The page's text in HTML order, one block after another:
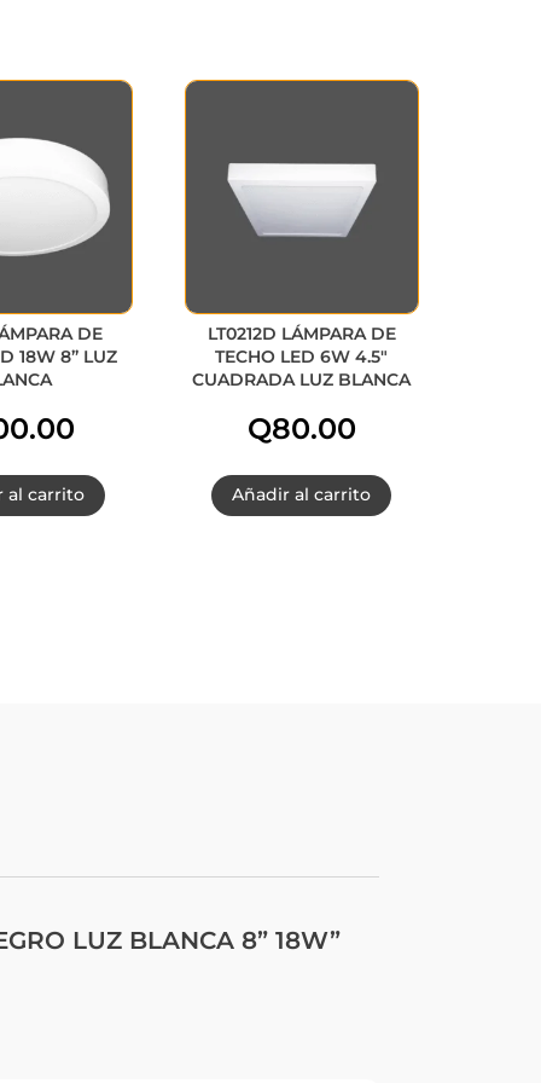
DE
18W 8” LUZ
al carrito
LT0212D LÁMPARA DE
TECHO LED 6W 4.5″
CUADRADA LUZ BLANCA
Q80.00
Añadir al carrito
LUZ BLANCA 8” 18W”